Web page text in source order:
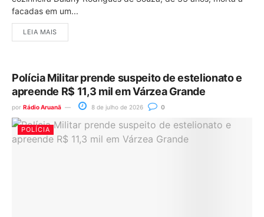
facadas em um...
LEIA MAIS
Polícia Militar prende suspeito de estelionato e
apreende R$ 11,3 mil em Várzea Grande
por Rádio Aruanã 8 de julho de 2026 0
POLÍCIA